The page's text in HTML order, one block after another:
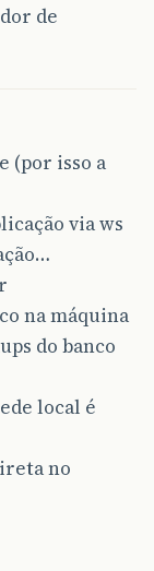
de
(por isso a
via ws
na máquina
do banco
local é
no